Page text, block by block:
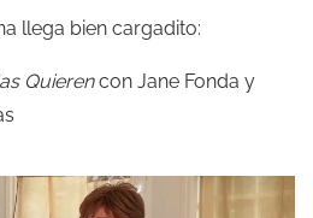
llega bien cargadito:
Quierencon Jane Fonda y